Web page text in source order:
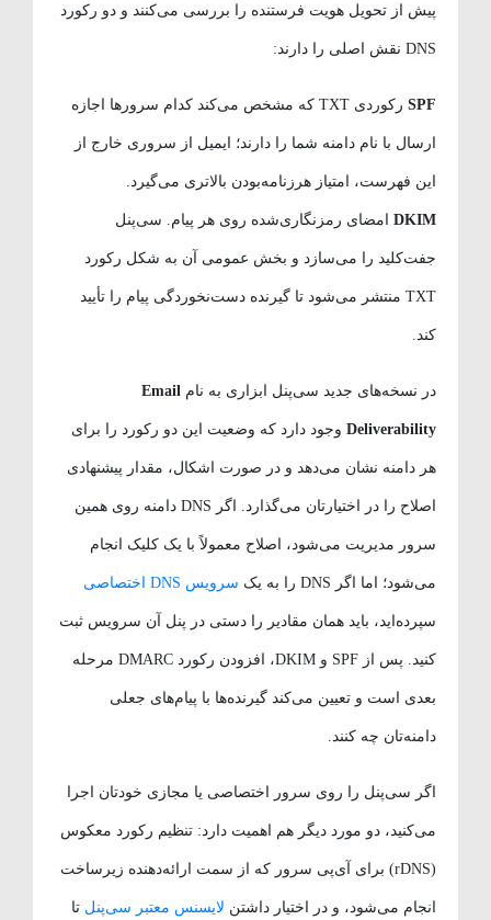
پیش از تحویل هویت فرستنده را بررسی می‌کنند و دو رکورد
DNS نقش اصلی را دارند:
SPF رکوردی TXT که مشخص می‌کند کدام سرورها اجازه
ارسال با نام دامنه شما را دارند؛ ایمیل از سروری خارج از
این فهرست، امتیاز هرزنامه‌بودن بالاتری می‌گیرد.
DKIMامضای رمزنگاری‌شده روی هر پیام. سی‌پنل
جفت‌کلید را می‌سازد و بخش عمومی آن به شکل رکورد
TXT منتشر می‌شود تا گیرنده دست‌نخوردگی پیام را تأیید
کند.
در نسخه‌های جدید سی‌پنل ابزاری به نامEmail
Deliverabilityوجود دارد که وضعیت این دو رکورد را برای
هر دامنه نشان می‌دهد و در صورت اشکال، مقدار پیشنهادی
اصلاح را در اختیارتان می‌گذارد. اگر DNS دامنه روی همین
سرور مدیریت می‌شود، اصلاح معمولاً با یک کلیک انجام
می‌شود؛ اما اگر DNS را به یک سرویس DNS اختصاصی
سپرده‌اید، باید همان مقادیر را دستی در پنل آن سرویس ثبت
کنید. پس از SPF و DKIM، افزودن رکورد DMARC مرحله
بعدی است و تعیین می‌کند گیرنده‌ها با پیام‌های جعلی
دامنه‌تان چه کنند.
اگر سی‌پنل را روی سرور اختصاصی یا مجازی خودتان اجرا
می‌کنید، دو مورد دیگر هم اهمیت دارد: تنظیم رکورد معکوس
(rDNS) برای آی‌پی سرور که از سمت ارائه‌دهنده زیرساخت
انجام می‌شود، و در اختیار داشتنلایسنس معتبر سی‌پنلتا